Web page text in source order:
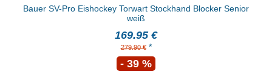
Bauer SV-Pro Eishockey Torwart Stockhand Blocker Senior
weiß
169.95 €
279.90 €*
- 39 %